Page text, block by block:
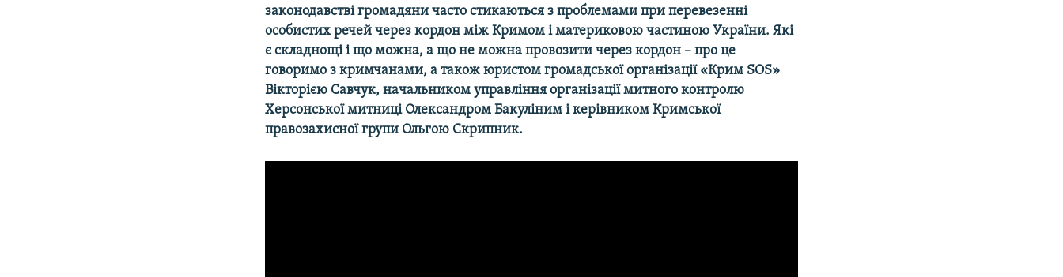
законодавстві громадяни часто стикаються з проблемами при перевезенні
особистих речей через кордон між Кримом і материковою частиною України. Які
є складнощі і що можна, а що не можна провозити через кордон – про це
говоримо з кримчанами, а також юристом громадської організації «Крим SOS»
Вікторією Савчук, начальником управління організації митного контролю
Херсонської митниці Олександром Бакуліним і керівником Кримської
правозахисної групи Ольгою Скрипник.